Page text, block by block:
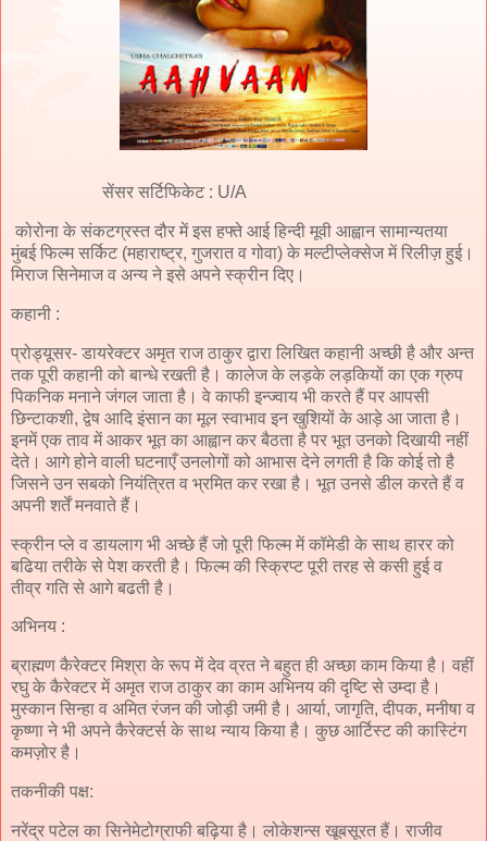
सेंसर सर्टिफिकेट : U/A
कोरोना के संकटग्रस्त दौर में इस हफ्ते आई हिन्दी मूवी आह्वान सामान्यतया
मुंबई फिल्म सर्किट (महाराष्ट्र, गुजरात व गोवा) के मल्टीप्लेक्सेज में रिलीज़ हुई।
मिराज सिनेमाज व अन्य ने इसे अपने स्क्रीन दिए।
कहानी :
प्रोड्यूसर- डायरेक्टर अमृत राज ठाकुर द्वारा लिखित कहानी अच्छी है और अन्त
तक पूरी कहानी को बान्धे रखती है। कालेज के लड़के लड़कियों का एक ग्रुप
पिकनिक मनाने जंगल जाता है। वे काफी इन्ज्वाय भी करते हैं पर आपसी
छिन्टाकशी, द्वेष आदि इंसान का मूल स्वाभाव इन खुशियों के आड़े आ जाता है।
इनमें एक ताव में आकर भूत का आह्वान कर बैठता है पर भूत उनको दिखायी नहीं
देते। आगे होने वाली घटनाएँ उनलोगों को आभास देने लगती है कि कोई तो है
जिसने उन सबको नियंत्रित व भ्रमित कर रखा है। भूत उनसे डील करते हैं व
अपनी शर्तें मनवाते हैं।
स्क्रीन प्ले व डायलाग भी अच्छे हैं जो पूरी फिल्म में कॉमेडी के साथ हारर को
बढिया तरीके से पेश करती है। फिल्म की स्क्रिप्ट पूरी तरह से कसी हुई व
तीव्र गति से आगे बढती है।
अभिनय :
ब्राह्मण कैरेक्टर मिश्रा के रूप में देव व्रत ने बहुत ही अच्छा काम किया है। वहीं
रघु के कैरेक्टर में अमृत राज ठाकुर का काम अभिनय की दृष्टि से उम्दा है।
मुस्कान सिन्हा व अमित रंजन की जोड़ी जमी है। आर्या, जागृति, दीपक, मनीषा व
कृष्णा ने भी अपने कैरेक्टर्स के साथ न्याय किया है। कुछ आर्टिस्ट की कास्टिंग
कमज़ोर है।
तकनीकी पक्ष:
नरेंद्र पटेल का सिनेमेटोग्राफी बढ़िया है। लोकेशन्स खूबसूरत हैं। राजीव